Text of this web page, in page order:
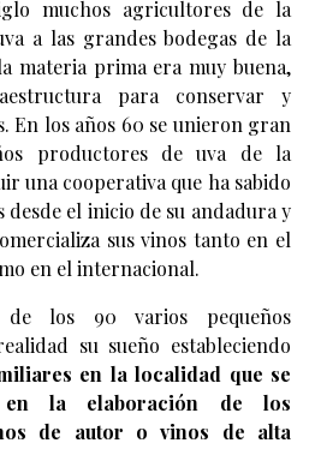
muchos agricultores de la
a las grandes bodegas de la
materia prima era muy buena,
para conservar y
En los años 60 se unieron gran
productores de uva de la
una cooperativa que ha sabido
el inicio de su andadura y
sus vinos tanto en el
en el internacional.
los 90 varios pequeños
su sueño estableciendo
en la localidad que se
en la elaboración de los
de autor o vinos de alta